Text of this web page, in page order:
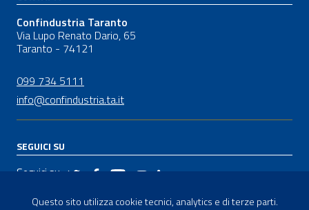
Confindustria Taranto
Via Lupo Renato Dario, 65
Taranto - 74121
099 734 5111
info@confindustria.ta.it
SEGUICI SU
Seguici su
Questo sito utilizza cookie tecnici, analytics e di terze parti.